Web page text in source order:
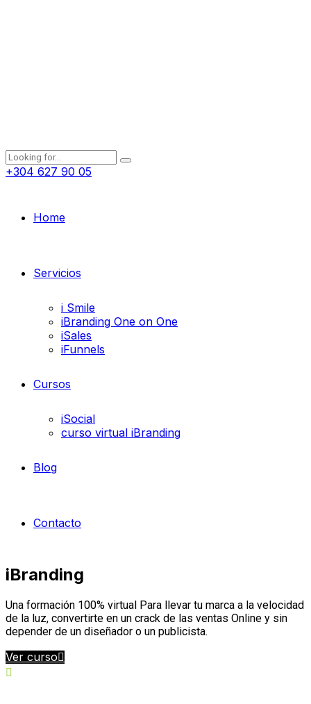
+304 627 90 05
Home
Servicios
i Smile
iBranding One on One
iSales
iFunnels
Cursos
iSocial
curso virtual iBranding
Blog
Contacto
iBranding
Una formación 100% virtual Para llevar tu marca a la velocidad
de la luz, convertirte en un crack de las ventas Online y sin
depender de un diseñador o un publicista.
Ver curso